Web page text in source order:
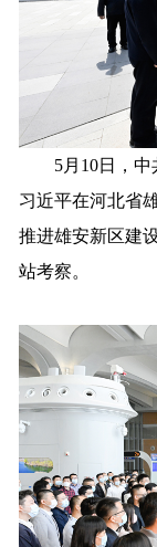
5月10日，中
习近平在河北省
推进雄安新区建
站考察。